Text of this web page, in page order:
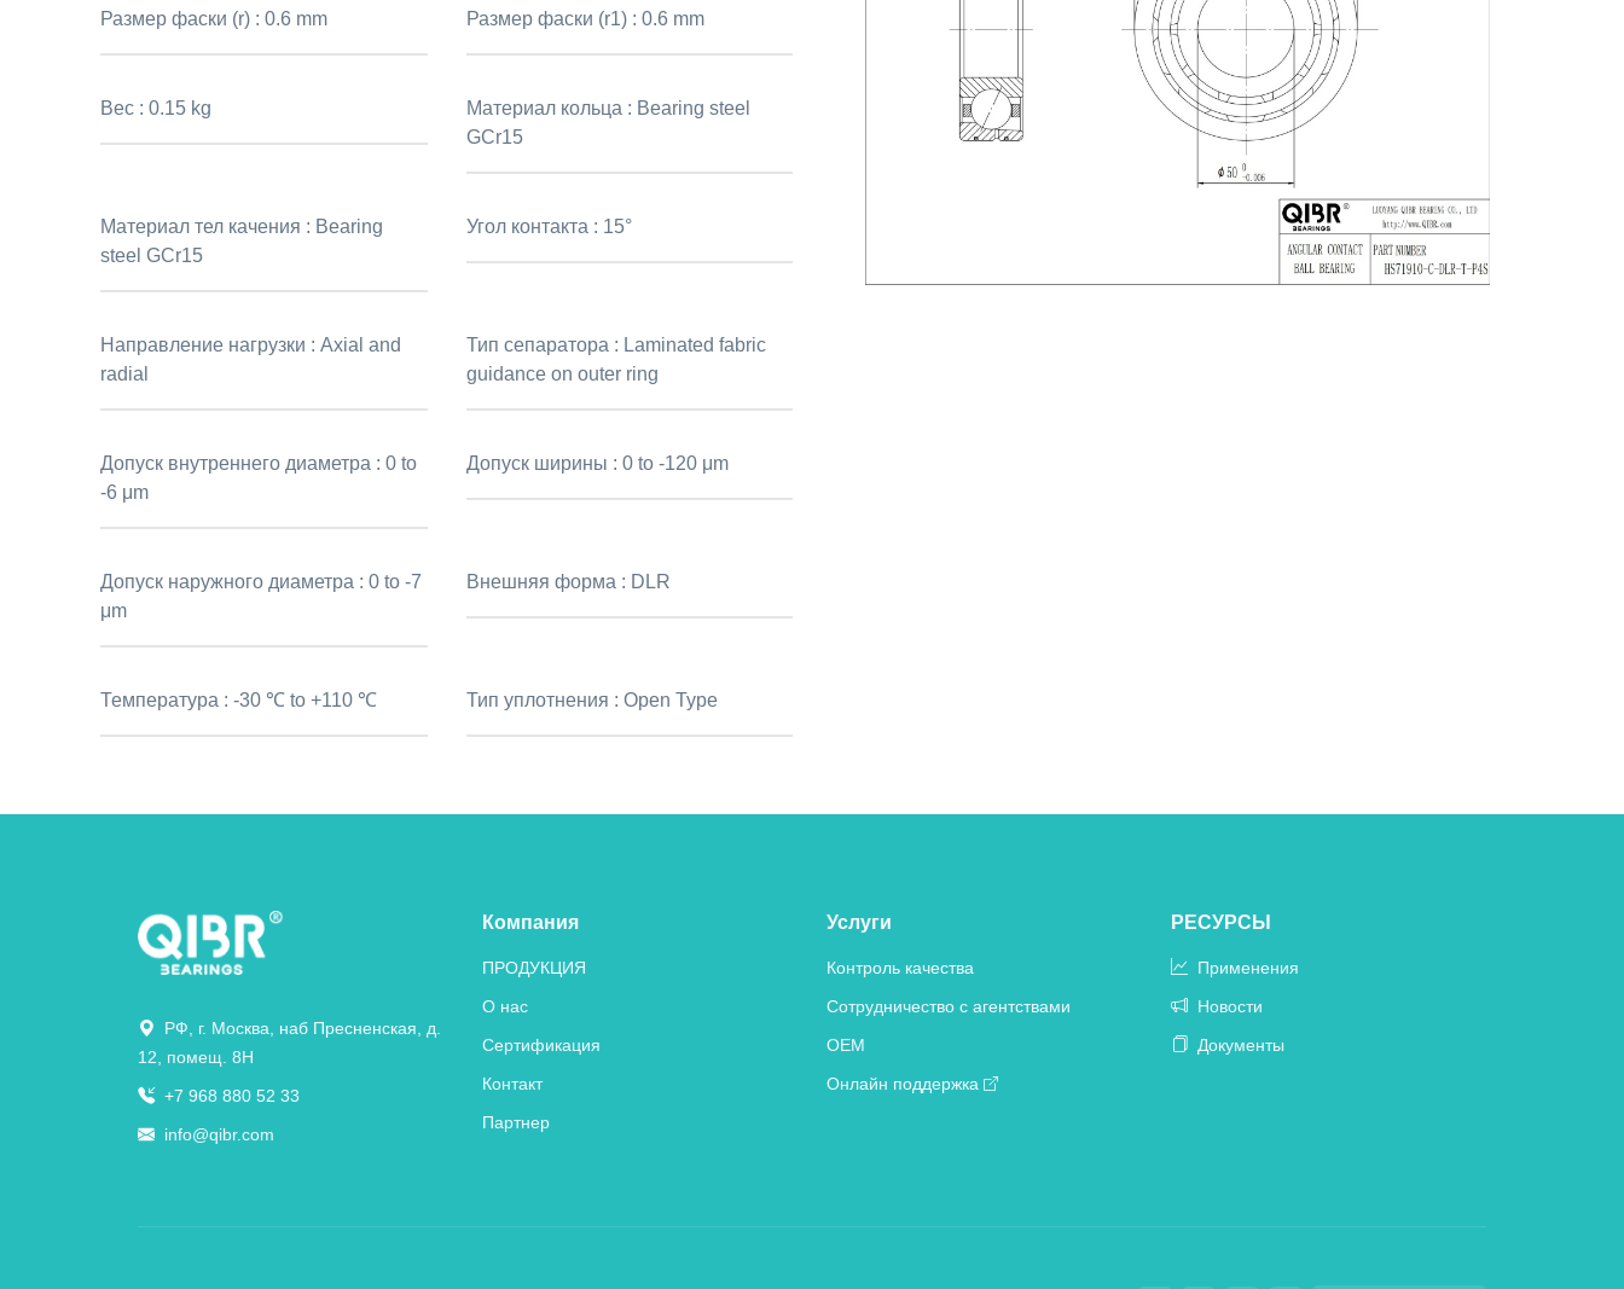
Размер фаски (r) :0.6 mm Размер фаски (r1) : 0.6 mm
Вес :0.15 kg Материал кольца : Bearing steel
GCr15
Материал тел качения : Bearing
steel GCr15
Угол контакта : 15°
Направление нагрузки :Axial and
radial
Тип сепаратора : Laminated fabric
guidance on outer ring
Допуск внутреннего диаметра :0 to
-6 μm
Допуск ширины : 0 to -120 μm
Допуск наружного диаметра :0 to -7
μm
Внешняя форма : DLR
Температура :-30 ℃ to +110 ℃ Тип уплотнения : Open Type
РФ, г. Москва, наб Пресненская, д.
12, помещ. 8Н
+7 968 880 52 33
info@qibr.com
Компания
ПРОДУКЦИЯ
О нас
Сертификация
Контакт
Партнер
Услуги
Контроль качества
Сотрудничество с агентствами
OEM
Онлайн поддержка
РЕСУРСЫ
Применения
Новости
Документы